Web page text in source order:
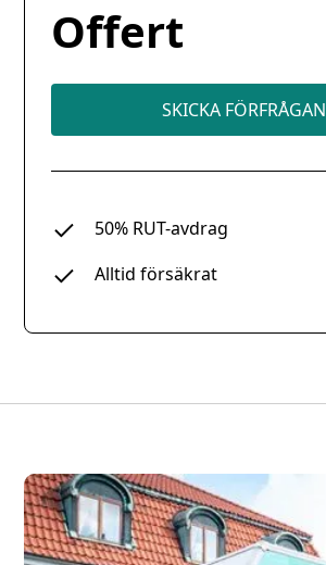
Offert
SKICKA FÖRFRÅGAN
50% RUT-avdrag
Alltid försäkrat